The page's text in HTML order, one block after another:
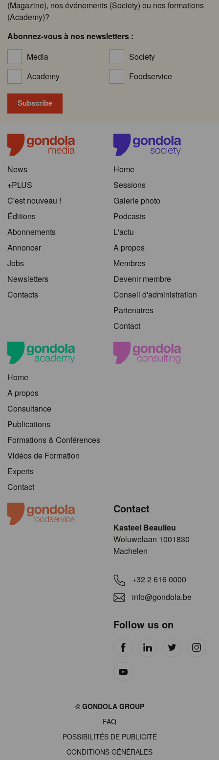
(Magazine), nos événements (Society) ou nos formations
(Academy)?
Abonnez-vous à nos newsletters :
Media
Society
Academy
Foodservice
News
+PLUS
C'est nouveau !
Éditions
Abonnements
Annoncer
Jobs
Newsletters
Contacts
Home
Sessions
Galerie photo
Podcasts
L'actu
A propos
Membres
Devenir membre
Conseil d'administration
Partenaires
Contact
Home
A propos
Consultance
Publications
Formations & Conférences
Vidéos de Formation
Experts
Contact
Contact
Kasteel Beaulieu
​​​Woluwelaan 1001830
Machelen
+32 2 616 0000
info@gondola.be
Follow us on
© GONDOLA GROUP
FAQ
POSSIBILITÉS DE PUBLICITÉ
CONDITIONS GÉNÉRALES